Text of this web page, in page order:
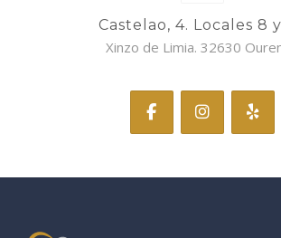
Castelao, 4. Locales 8
Xinzo de Limia. 32630